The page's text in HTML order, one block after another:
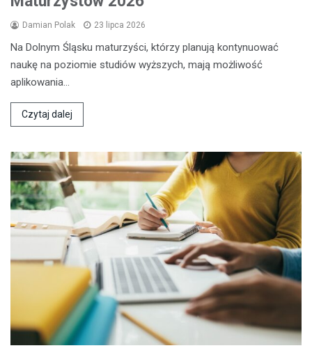
Damian Polak 23 lipca 2026
Na Dolnym Śląsku maturzyści, którzy planują kontynuować
naukę na poziomie studiów wyższych, mają możliwość
aplikowania…
Czytaj dalej